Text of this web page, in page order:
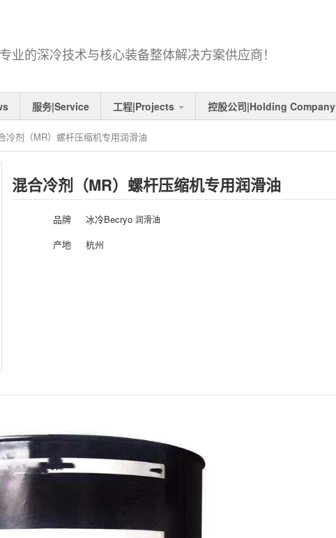
业的深冷技术与核心装备整体解决方案供应商！
服务|Service 工程|Projects 控股公司|Holding Company
冷剂（MR）螺杆压缩机专用润滑油
混合冷剂（MR）螺杆压缩机专用润滑油
品牌 冰冷Becryo润滑油
产地 杭州